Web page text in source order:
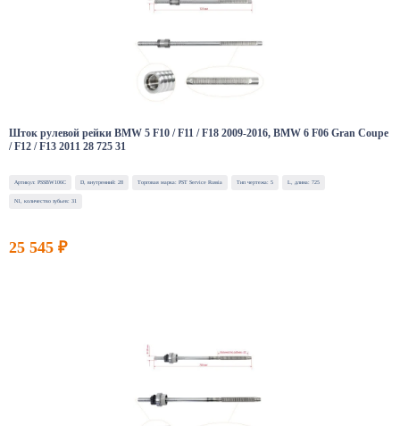
Шток рулевой рейки BMW 5 F10 / F11 / F18 2009-2016, BMW 6 F06 Gran Coupe
/ F12 / F13 2011 28 725 31
Артикул: PSSBW106C D, внутренний: 28 Торговая марка: PST Service Russia Тип чертежа: 5 L, длина: 725
N1, количество зубьев: 31
25 545 ₽